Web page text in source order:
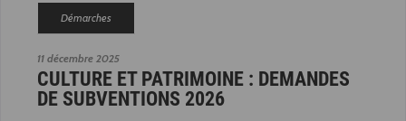
11 décembre 2025
Démarches
CULTURE ET PATRIMOINE : DEMANDES
DE SUBVENTIONS 2026